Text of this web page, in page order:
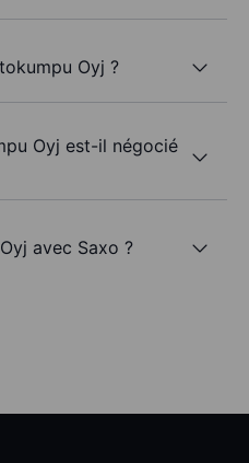
Oyj ?
Oyj est-il négocié
avec Saxo ?